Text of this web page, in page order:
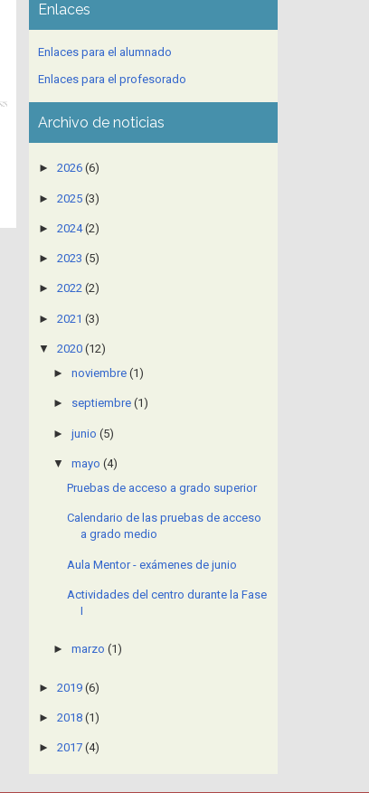
Enlaces
Enlaces para el alumnado
Enlaces para el profesorado
Archivo de noticias
► 2026 (6)
► 2025 (3)
► 2024 (2)
► 2023 (5)
► 2022 (2)
► 2021 (3)
▼ 2020 (12)
► noviembre (1)
► septiembre (1)
► junio (5)
▼ mayo (4)
Pruebas de acceso a grado superior
Calendario de las pruebas de acceso
a grado medio
Aula Mentor - exámenes de junio
Actividades del centro durante la Fase
I
► marzo (1)
► 2019 (6)
► 2018 (1)
► 2017 (4)